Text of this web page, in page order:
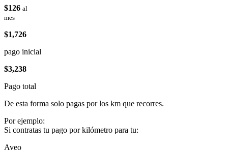
$126 al
mes
$1,726
pago inicial
$3,238
Pago total
De esta forma solo pagas por los km que recorres.
Por ejemplo:
Si contratas tu pago por kilómetro para tu:
Aveo